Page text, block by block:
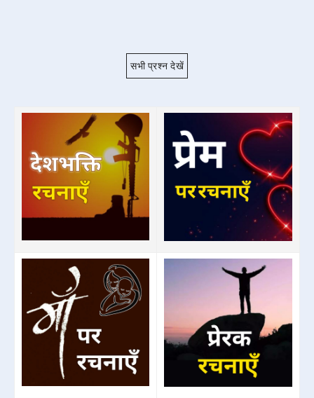
सभी प्रश्न देखें